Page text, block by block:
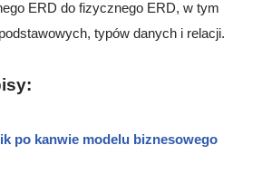
ERD do fizycznego ERD, w tym
typów danych i relacji.
po kanwie modelu biznesowego